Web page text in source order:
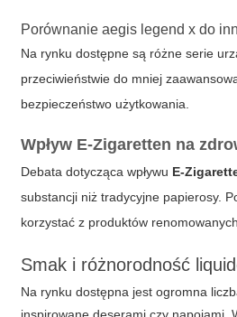
Porównanie aegis legend x do
Na rynku dostępne są różne serie
przeciwieństwie do mniej
bezpieczeństwo użytkowania.
Wpływ E-Zigaretten na
Debata dotycząca wpływu E-
substancji niż tradycyjne papierosy.
korzystać z produktów
Smak i różnorodność
Na rynku dostępna jest ogromna